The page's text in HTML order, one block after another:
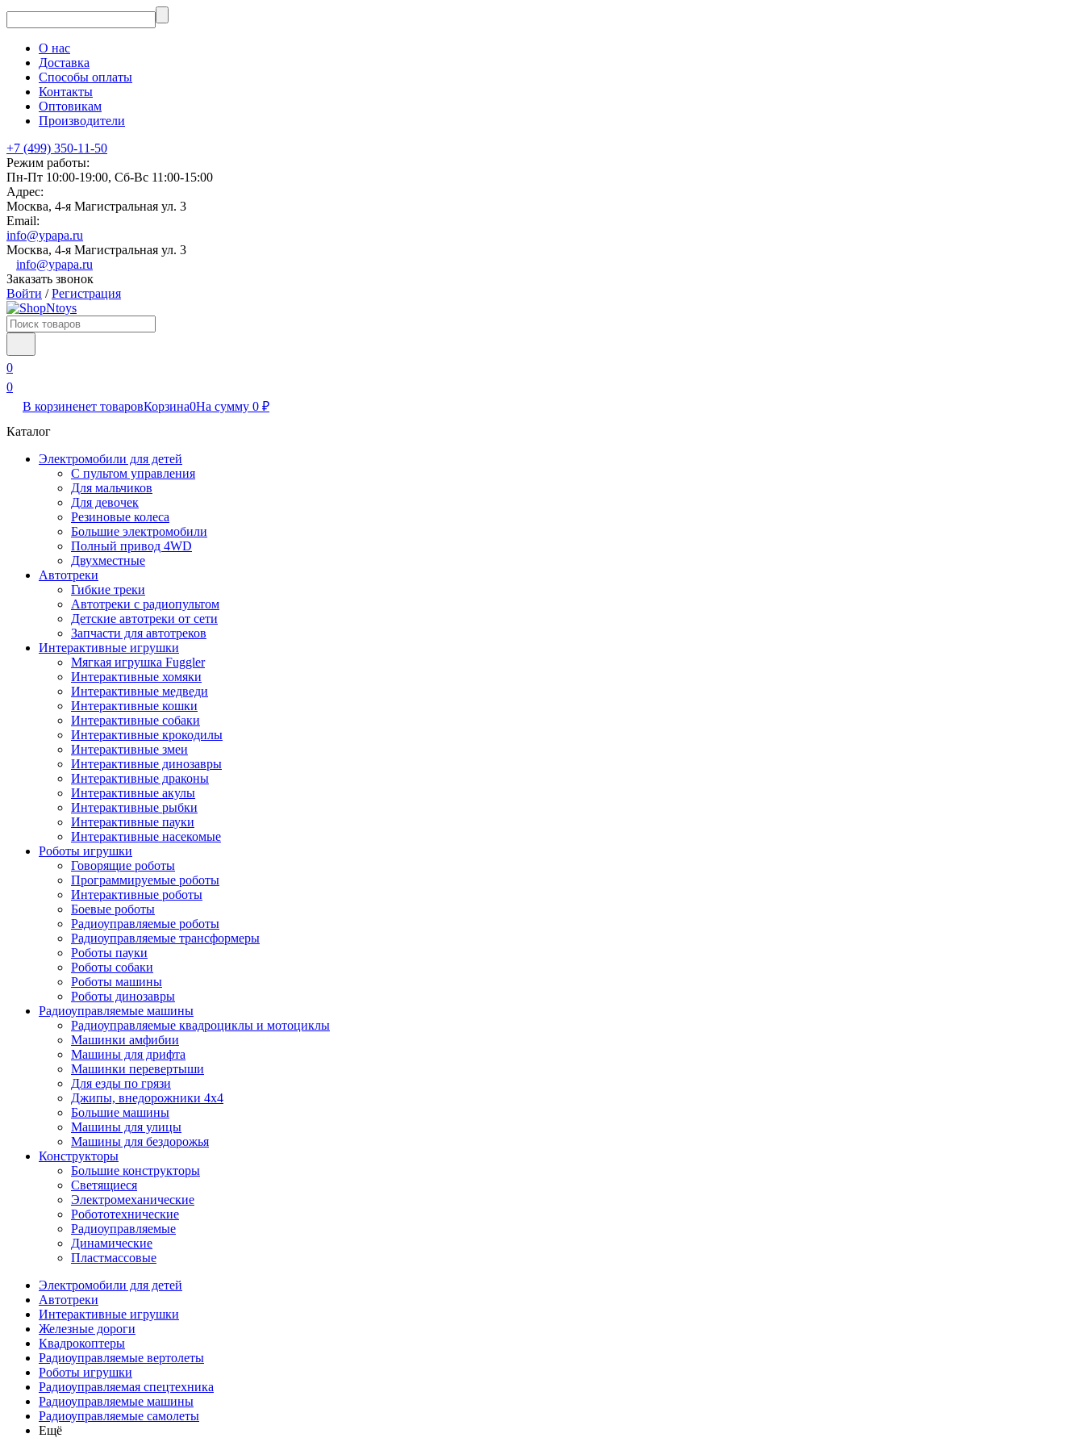
О нас
Доставка
Способы оплаты
Контакты
Оптовикам
Производители
+7 (499) 350-11-50
Режим работы:
Пн-Пт 10:00-19:00, Сб-Вс 11:00-15:00
Адрес:
Москва, 4-я Магистральная ул. 3
Email:
info@ypapa.ru
Москва, 4-я Магистральная ул. 3
info@ypapa.ru
Заказать звонок
Войти /Регистрация
0
0
В корзиненет товаровКорзина0На сумму 0 ₽
Каталог
Электромобили для детей
С пультом управления
Для мальчиков
Для девочек
Резиновые колеса
Большие электромобили
Полный привод 4WD
Двухместные
Автотреки
Гибкие треки
Автотреки с радиопультом
Детские автотреки от сети
Запчасти для автотреков
Интерактивные игрушки
Мягкая игрушка Fuggler
Интерактивные хомяки
Интерактивные медведи
Интерактивные кошки
Интерактивные собаки
Интерактивные крокодилы
Интерактивные змеи
Интерактивные динозавры
Интерактивные драконы
Интерактивные акулы
Интерактивные рыбки
Интерактивные пауки
Интерактивные насекомые
Роботы игрушки
Говорящие роботы
Программируемые роботы
Интерактивные роботы
Боевые роботы
Радиоуправляемые роботы
Радиоуправляемые трансформеры
Роботы пауки
Роботы собаки
Роботы машины
Роботы динозавры
Радиоуправляемые машины
Радиоуправляемые квадроциклы и мотоциклы
Машинки амфибии
Машины для дрифта
Машинки перевертыши
Для езды по грязи
Джипы, внедорожники 4x4
Большие машины
Машины для улицы
Машины для бездорожья
Конструкторы
Большие конструкторы
Светящиеся
Электромеханические
Робототехнические
Радиоуправляемые
Динамические
Пластмассовые
Электромобили для детей
Автотреки
Интерактивные игрушки
Железные дороги
Квадрокоптеры
Радиоуправляемые вертолеты
Роботы игрушки
Радиоуправляемая спецтехника
Радиоуправляемые машины
Радиоуправляемые самолеты
Ещё